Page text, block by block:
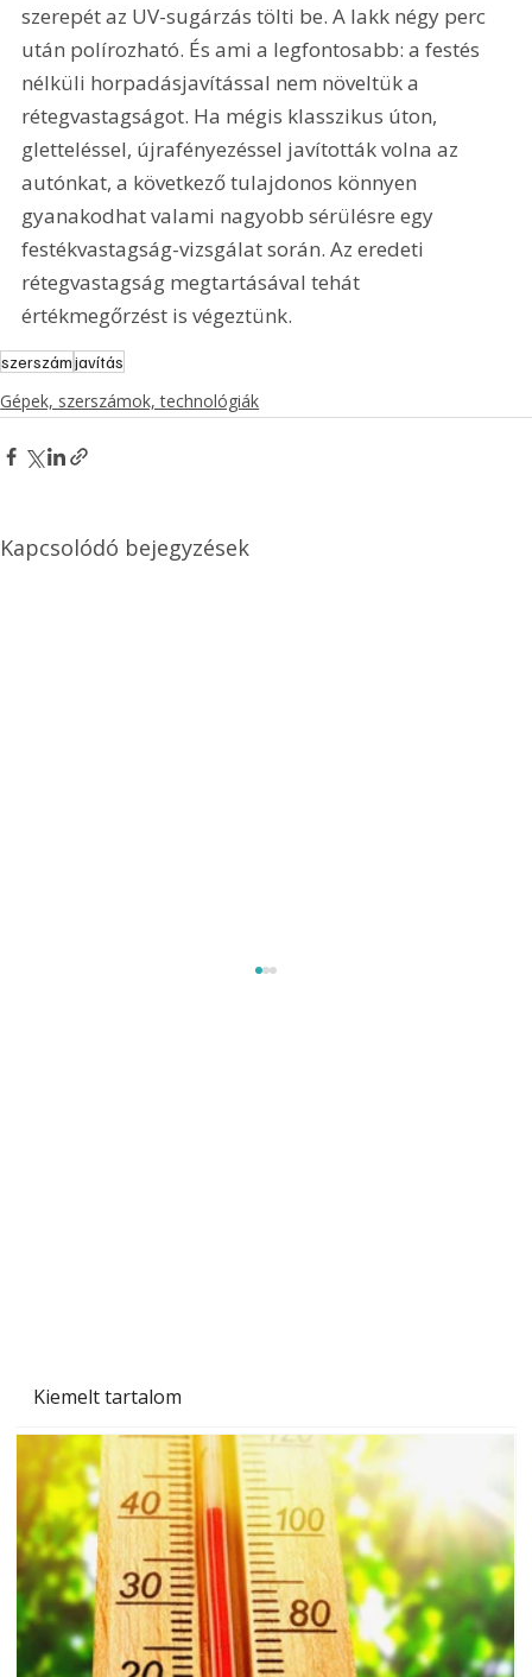
Kiemelt tartalom
szerepét az UV-sugárzás tölti be. A lakk négy perc
után polírozható. És ami a legfontosabb: a festés
nélküli horpadásjavítással nem növeltük a
rétegvastagságot. Ha mégis klasszikus úton,
gletteléssel, újrafényezéssel javították volna az
autónkat, a következő tulajdonos könnyen
gyanakodhat valami nagyobb sérülésre egy
festékvastagság-vizsgálat során. Az eredeti
rétegvastagság megtartásával tehát
értékmegőrzést is végeztünk.
szerszámjavítás
Gépek, szerszámok, technológiák
Kapcsolódó bejegyzések